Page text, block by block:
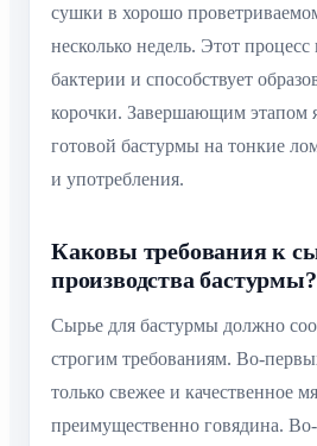
сушки в хорошо
несколько недель. Этот процесс
бактерии и способствует
корочки. Завершающим этапом
готовой бастурмы на тонкие
и употребления.
Каковы требования к
производства бастурмы?
Сырье для бастурмы должно
строгим требованиям. Во-
только свежее и качественное
преимущественно говядина.